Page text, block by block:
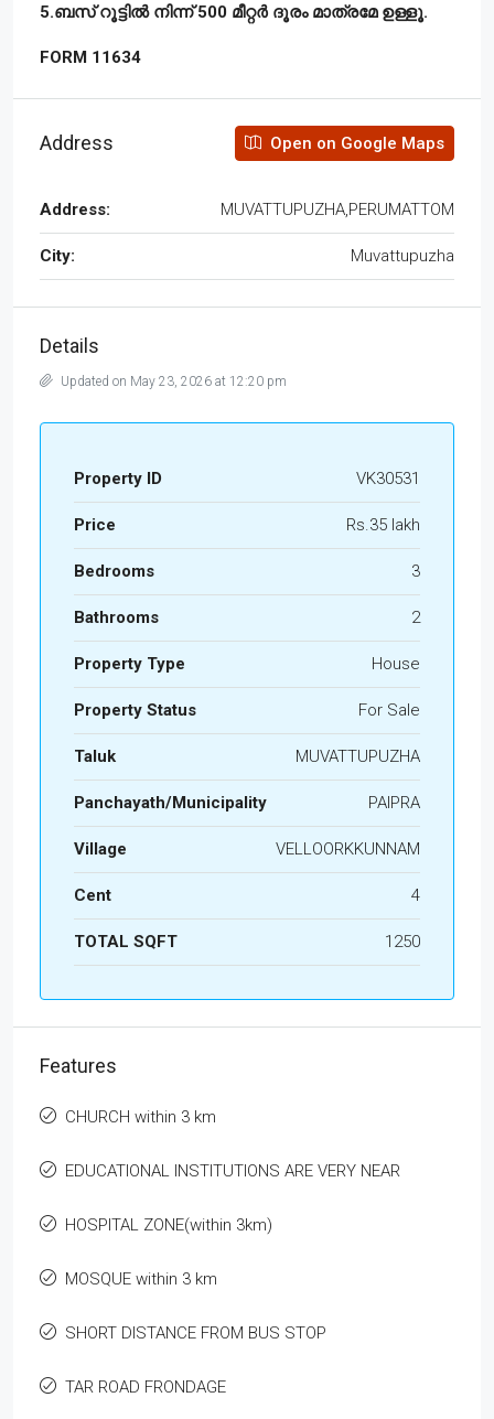
5.ബസ് റൂട്ടിൽ നിന്ന് 500 മീറ്റർ ദൂരം മാത്രമേ ഉള്ളൂ.
FORM 11634
Address Open on Google Maps
Address: MUVATTUPUZHA,PERUMATTOM
City: Muvattupuzha
Details
Updated on May 23, 2026 at 12:20 pm
Property ID VK30531
Price Rs.35 lakh
Bedrooms 3
Bathrooms 2
Property Type House
Property Status For Sale
Taluk MUVATTUPUZHA
Panchayath/Municipality PAIPRA
Village VELLOORKKUNNAM
Cent 4
TOTAL SQFT 1250
Features
CHURCH within 3 km
EDUCATIONAL INSTITUTIONS ARE VERY NEAR
HOSPITAL ZONE(within 3km)
MOSQUE within 3 km
SHORT DISTANCE FROM BUS STOP
TAR ROAD FRONDAGE